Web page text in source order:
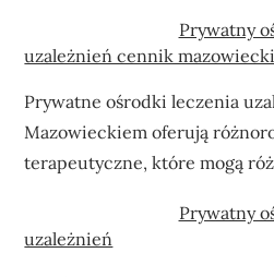
Prywatny
uzależnień cennik
Prywatne ośrodki leczenia
Mazowieckiem oferują
terapeutyczne, które mogą
Prywatny
uzależnień